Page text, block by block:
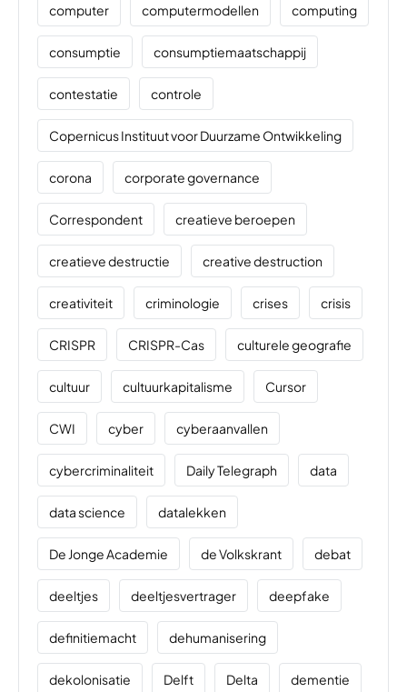
computer computermodellen computing
consumptie consumptiemaatschappij
contestatie controle
Copernicus Instituut voor Duurzame Ontwikkeling
corona corporate governance
Correspondent creatieve beroepen
creatieve destructie creative destruction
creativiteit criminologie crises crisis
CRISPR CRISPR-Cas culturele geografie
cultuur cultuurkapitalisme Cursor
CWI cyber cyberaanvallen
cybercriminaliteit Daily Telegraph data
data science datalekken
De Jonge Academie de Volkskrant debat
deeltjes deeltjesvertrager deepfake
definitiemacht dehumanisering
dekolonisatie Delft Delta dementie